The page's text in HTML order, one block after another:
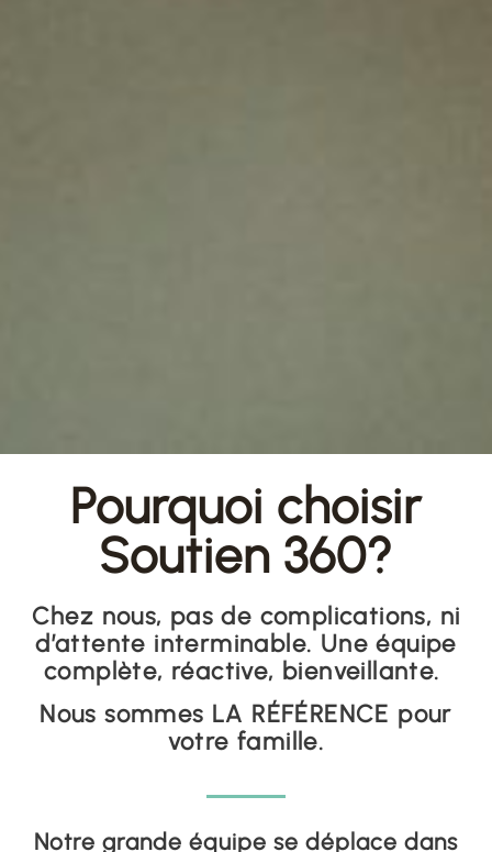
Pourquoi choisir
Soutien 360?
Chez nous, pas de complications, ni
d’attente interminable. Une équipe
complète, réactive, bienveillante.
Nous sommes LA RÉFÉRENCE pour
votre famille.
Notre grande équipe se déplace dans